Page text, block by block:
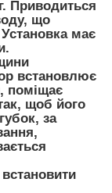
Приводиться
що
має
встановлює
поміщає
щоб його
за